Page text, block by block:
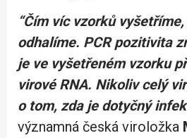
“Čím víc vzorků
odhalíme. PCR pozitivita
je ve vyšetřeném vzorku
virové RNA. Nikoliv celý
o tom, zda je dotyčný
významná česká viroložka